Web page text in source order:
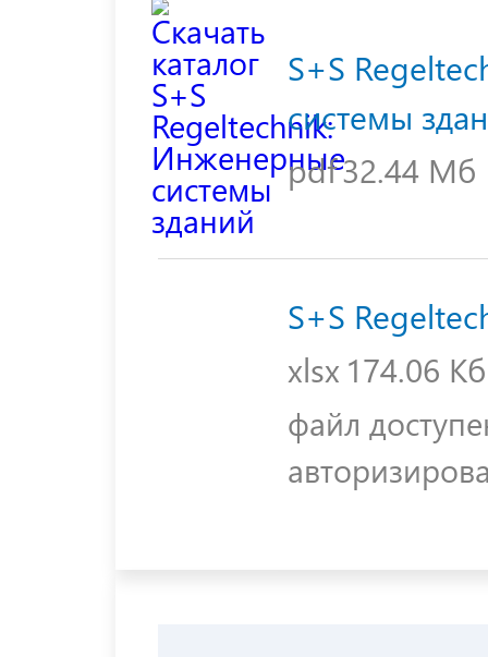
S+S
системы
pdf32.44 Мб
S+S
xlsx 174.06 Кб
файл